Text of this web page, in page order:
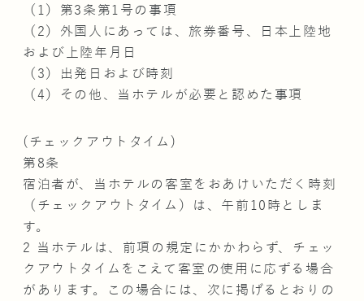
（1）第3条第1号の事項
（2）外国人にあっては、旅券番号、日本上陸地
および上陸年月日
（3）出発日および時刻
（4）その他、当ホテルが必要と認めた事項
(チェックアウトタイム)
第8条
宿泊者が、当ホテルの客室をおあけいただく時刻
（チェックアウトタイム）は、午前10時としま
す。
2 当ホテルは、前項の規定にかかわらず、チェッ
クアウトタイムをこえて客室の使用に応ずる場合
があります。この場合には、次に掲げるとおりの